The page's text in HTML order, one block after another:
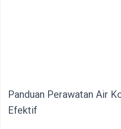
Panduan Perawatan Air
Efektif